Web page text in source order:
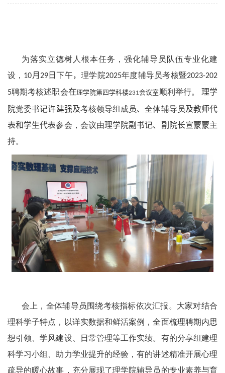
为落实立德树人根本任务，强化辅导员队伍专业化建
设， 10月 29日下午，理学院2025年度辅导员考核暨2023-202
5聘期考核述职会在理学院第四学科楼231会议室 顺利举行。
理学
院党委书记许建强及考核领导组成员、全体辅导员及教师代
表和学生代表参会，会议由理学院副书记、副院长宣蒙蒙主
持。
会上，全体辅导员围绕考核指标依次汇报。大家对结合
理科学子特点，以详实数据和鲜活案例，全面梳理聘期内思
想引领、学风建设、日常管理等工作实绩。有的分享组建理
科学习小组、助力学业提升的经验，有的讲述精准开展心理
疏导的暖心故事，充分展现了理学院辅导员的专业素养与育